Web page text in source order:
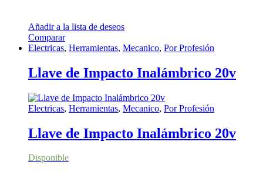
Añadir a la lista de deseos
Comparar
Electricas, Herramientas, Mecanico, Por Profesión
Llave de Impacto Inalámbrico 20v
Electricas, Herramientas, Mecanico, Por Profesión
Llave de Impacto Inalámbrico 20v
Disponible